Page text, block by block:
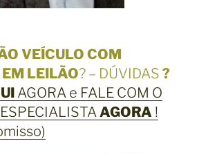
VEÍCULO COM
LEILÃO? – DÚVIDAS ?
AGORA e FALE COM O
AGORA !